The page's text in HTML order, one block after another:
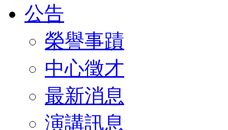
公告
榮譽事蹟
中心徵才
最新消息
演講訊息